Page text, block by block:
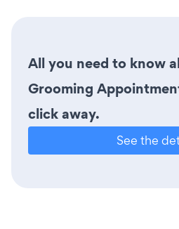
All you need to know
Grooming
click away.
See the